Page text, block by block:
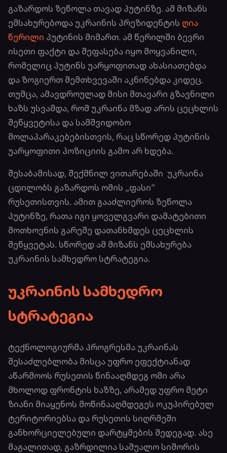
გაზარდოს ზეწოლა თავად პუტინზე. ამ მიზანს
ემსახურებოდა უკრაინის პრეზიდენტის ღია
წერილი პუტინის მიმართ. ამ წერილში ბევრი
ისეთი ფაქტი და შეფასება იყო მოყვანილი,
რომელიც პუტინს უარყოფითად ახასიათებდა
და ზოგიერთ შემთხვევაში აკნინებდა კიდეც.
თუმცა, ამავდროულად მისი მთავარი გზავნილი
ხაზს უსვამდა, რომ უკრაინა მზად არის ცეცხლის
შეწყვეტისა და სამშვიდობო
მოლაპარაკებებისთვის, რაც სწორედ პუტინის
უარყოფითი პოზიციის გამო არ ხდება.
შესაბამისად, შექმნილ ვითარებაში უკრაინა
ცდილობს გაზარდოს ომის „ფასი“
რუსეთისთვის. ამით გააძლიეროს ზეწოლა
პუტინზე, რათა იგი ყოველგვარი დამატებითი
მოთხოვნის გარეშე დათანხმდეს ცეცხლის
შეწყვეტას. სწორედ ამ მიზანს ემსახურება
უკრაინის სამხედრო სტრატეგია.
უკრაინის სამხედრო
სტრატეგია
ტექნოლოგიურმა პროგრესმა უკრაინას
შესაძლებლობა მისცა უფრო ეფექტიანად
აწარმოოს რუსეთის წინააღმდეგ ომი არა
მხოლოდ ფრონტის ხაზზე, არამედ უფრო მეტი
ზიანი მიაყენოს მოწინააღმდეგეს ოკუპირებულ
ტერიტორიებსა და რუსეთის სიღრმეში
განხორციელებული დარტყმების შედეგად. ასე
მაგალითად, გაზრდილია საშუალო სიშორის